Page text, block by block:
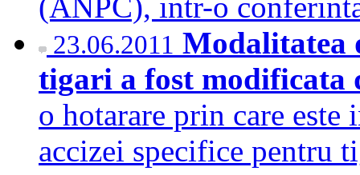
23.06.2011 Modalitatea
tigari a fost modificata
o hotarare prin care
accizei specifice pentru